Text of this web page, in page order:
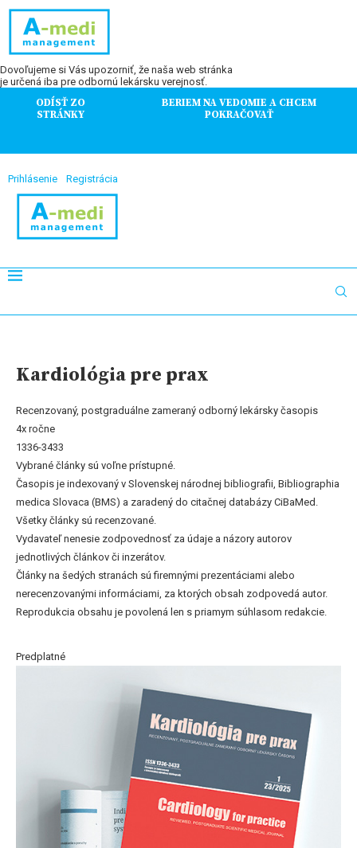
Dovoľujeme si Vás upozorniť, že naša web stránka
je určená iba pre odbornú lekársku verejnosť.
ODÍSŤ ZO
STRÁNKY
BERIEM NA VEDOMIE A CHCEM
POKRAČOVAŤ
Prihlásenie Registrácia
Kardiológia pre prax
Recenzovaný, postgraduálne zameraný odborný lekársky časopis
4x ročne
1336-3433
Vybrané články sú voľne prístupné.
Časopis je indexovaný v Slovenskej národnej bibliografii, Bibliographia
medica Slovaca (BMS) a zaradený do citačnej databázy CiBaMed.
Všetky články sú recenzované.
Vydavateľ nenesie zodpovednosť za údaje a názory autorov
jednotlivých článkov či inzerátov.
Články na šedých stranách sú firemnými prezentáciami alebo
nerecenzovanými informáciami, za ktorých obsah zodpovedá autor.
Reprodukcia obsahu je povolená len s priamym súhlasom redakcie.
Predplatné